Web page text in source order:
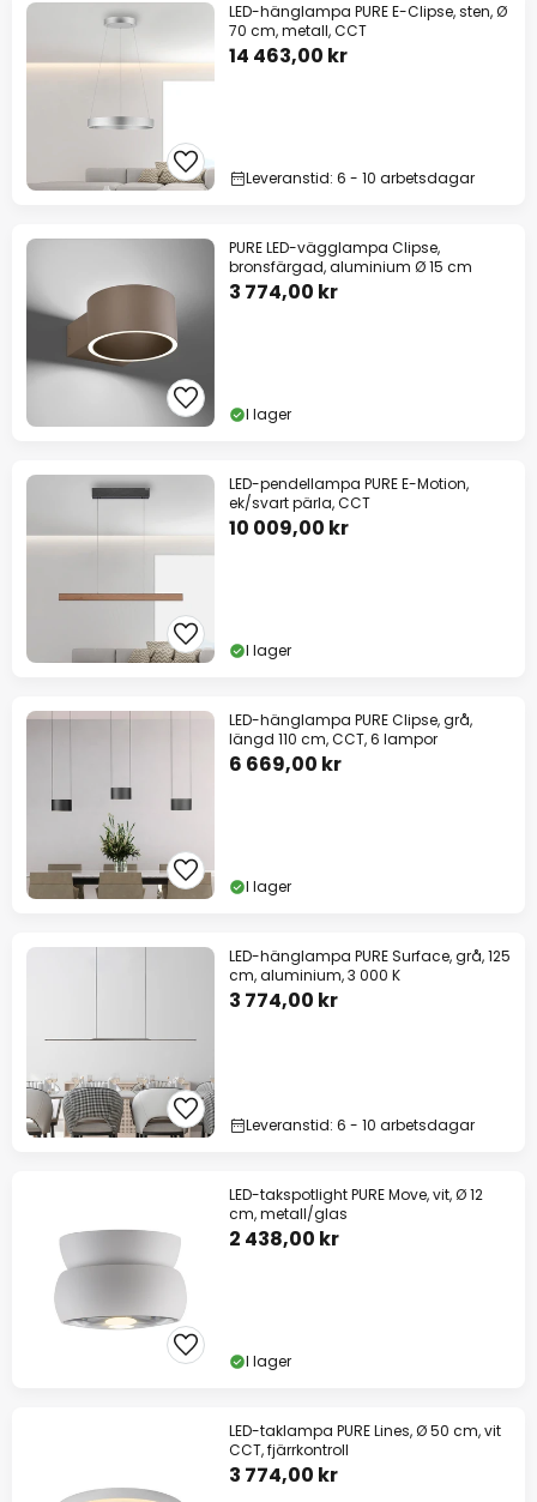
LED-hänglampa PURE E-Clipse, sten, Ø
70 cm, metall, CCT
14 463,00 kr
Leveranstid: 6 - 10 arbetsdagar
PURE LED-vägglampa Clipse,
bronsfärgad, aluminium Ø 15 cm
3 774,00 kr
I lager
LED-pendellampa PURE E-Motion,
ek/svart pärla, CCT
10 009,00 kr
I lager
LED-hänglampa PURE Clipse, grå,
längd 110 cm, CCT, 6 lampor
6 669,00 kr
I lager
LED-hänglampa PURE Surface, grå, 125
cm, aluminium, 3 000 K
3 774,00 kr
Leveranstid: 6 - 10 arbetsdagar
LED-takspotlight PURE Move, vit, Ø 12
cm, metall/glas
2 438,00 kr
I lager
LED-taklampa PURE Lines, Ø 50 cm, vit
CCT, fjärrkontroll
3 774,00 kr